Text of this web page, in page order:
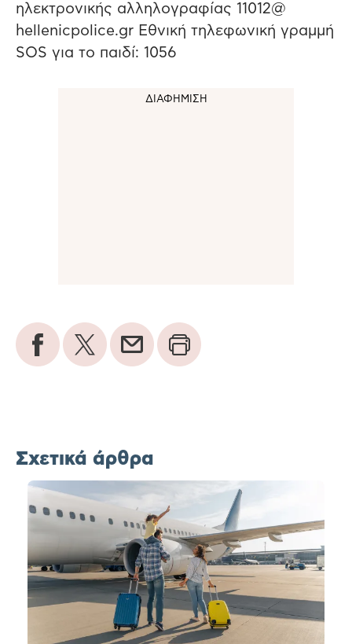
ηλεκτρονικής αλληλογραφίας 11012@
hellenicpolice.gr Εθνική τηλεφωνική γραμμή
SOS για το παιδί: 1056
Σχετικά άρθρα